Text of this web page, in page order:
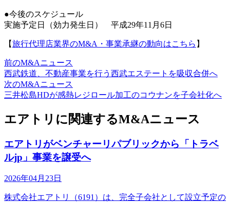
●今後のスケジュール
実施予定日（効力発生日） 平成29年11月6日
【旅行代理店業界のM&A・事業承継の動向はこちら 】
前のM&Aニュース
西武鉄道、不動産事業を行う西武エステートを吸収合併へ
次のM&Aニュース
三井松島HDが感熱レジロール加工のコウナンを子会社化へ
エアトリに関連するM&Aニュース
エアトリがベンチャーリパブリックから「トラベ
ルjp」事業を譲受へ
2026年04月23日
株式会社エアトリ（6191）は、完全子会社として設立予定の